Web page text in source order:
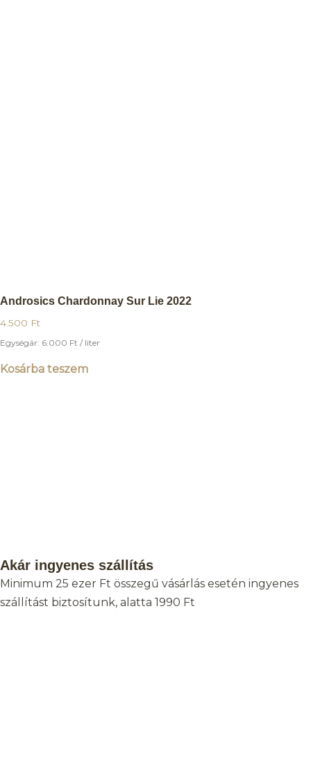
Androsics Chardonnay Sur Lie 2022
4.500 Ft
Egységár: 6.000 Ft / liter
Kosárba teszem
Akár ingyenes szállítás
Minimum 25 ezer Ft összegű vásárlás esetén ingyenes
szállítást biztosítunk, alatta 1990 Ft